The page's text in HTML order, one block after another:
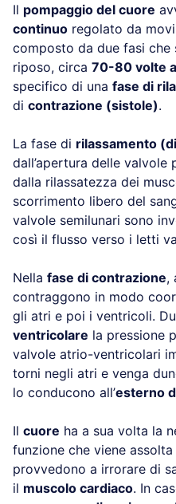
Il pompaggio del cuore
continuo regolato da
composto da due fasi
riposo, circa 70-80 volte
specifico di una fase di
di contrazione (sistole).
La fase di rilassamento
dall’apertura delle
dalla rilassatezza dei
scorrimento libero del
valvole semilunari sono
così il flusso verso i letti
Nella fase di contrazione,
contraggono in modo
gli atri e poi i ventricoli.
ventricolare la pressione
valvole atrio-ventricolari
torni negli atri e venga
lo conducono all’esterno
Il cuore ha a sua volta la
funzione che viene
provvedono a irrorare di
il muscolo cardiaco. In